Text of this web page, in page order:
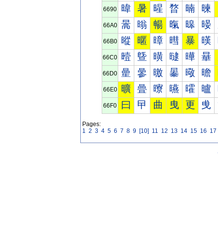
6690 暐 暑 暒 暓 暔 暕
66A0 暠 暡 暢 暣 暤 暥
66B0 暰 暱 暲 暳 暴 暵
66C0 曀 曁 曂 曃 曄 曅
66D0 曐 曑 曒 曓 曔 曕
66E0 曠 曡 曢 曣 曤 曥
66F0 曰 曱 曲 曳 更 曵
Pages:
1 2 3 4 5 6 7 8 9 [10] 11 12 13 14 15 16 17